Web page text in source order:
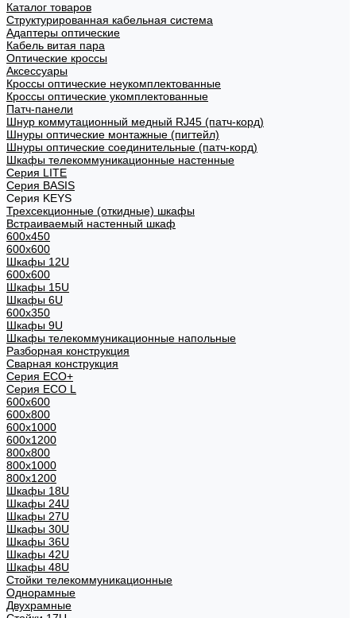
Каталог товаров
Структурированная кабельная система
Адаптеры оптические
Кабель витая пара
Оптические кроссы
Аксессуары
Кроссы оптические неукомплектованные
Кроссы оптические укомплектованные
Патч-панели
Шнур коммутационный медный RJ45 (патч-корд)
Шнуры оптические монтажные (пигтейл)
Шнуры оптические соединительные (патч-корд)
Шкафы телекоммуникационные настенные
Cерия LITE
Cерия BASIS
Cерия KEYS
Трехсекционные (откидные) шкафы
Встраиваемый настенный шкаф
600x450
600x600
Шкафы 12U
600x600
Шкафы 15U
Шкафы 6U
600x350
Шкафы 9U
Шкафы телекоммуникационные напольные
Разборная конструкция
Сварная конструкция
Серия ECO+
Серия ECO L
600x600
600x800
600х1000
600х1200
800x800
800х1000
800х1200
Шкафы 18U
Шкафы 24U
Шкафы 27U
Шкафы 30U
Шкафы 36U
Шкафы 42U
Шкафы 48U
Стойки телекоммуникационные
Однорамные
Двухрамные